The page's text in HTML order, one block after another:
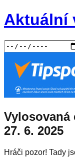
Aktuální
Vylosovaná
27. 6. 2025
Hráči pozor! Tady